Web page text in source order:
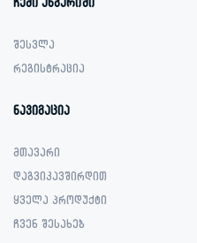
ჩემი ანგარიში
შესვლა
რეგისტრაცია
ნავიგაცია
მთავარი
დაგვიკავშირდით
ყველა პროდუქტი
ჩვენ შესახებ